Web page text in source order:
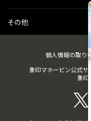
その他
個人情報の取り
象印マホービン公式サ
象印